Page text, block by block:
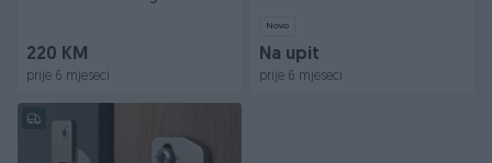
220 KM
prije 6 mjeseci
Novo
Na upit
prije 6 mjeseci